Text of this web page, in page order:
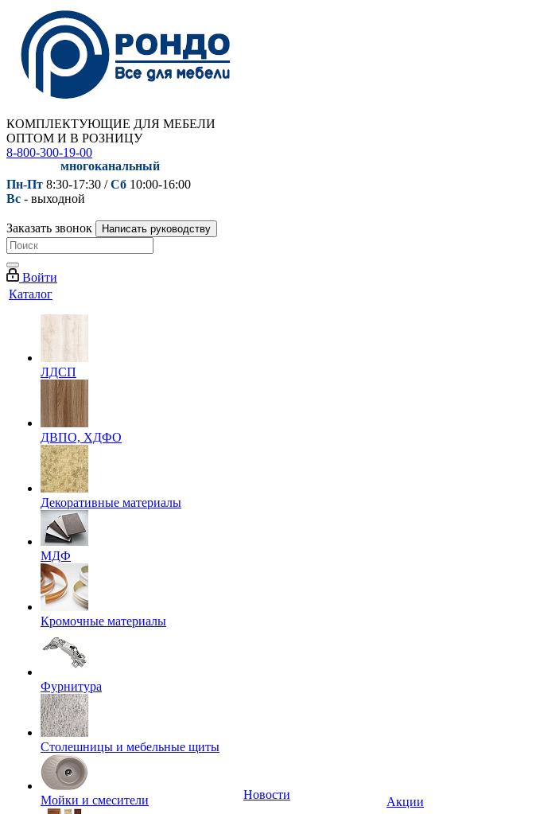
КОМПЛЕКТУЮЩИЕ ДЛЯ МЕБЕЛИ
ОПТОМ И В РОЗНИЦУ
8-800-300-19-00
многоканальный
Пн-Пт 8:30-17:30 /Сб 10:00-16:00
Вс - выходной
Заказать звонок Написать руководству
Войти
Каталог
ЛДСП
ДВПО, ХДФО
Декоративные материалы
МДФ
Кромочные материалы
Фурнитура
Столешницы и мебельные щиты
Мойки и смесители
Новости
Акции